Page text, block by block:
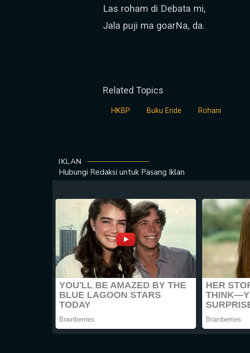
Las roham di Debata mi,
Jala puji ma goarNa, da.
Related Topics
HKBP Buku Ende Rohani
IKLAN
Hubungi Redaksi untuk Pasang Iklan